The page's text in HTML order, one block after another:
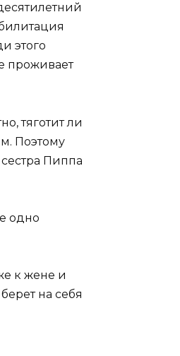
этого
проживает
тяготит ли
Поэтому
Пиппа
одно
к жене и
на себя